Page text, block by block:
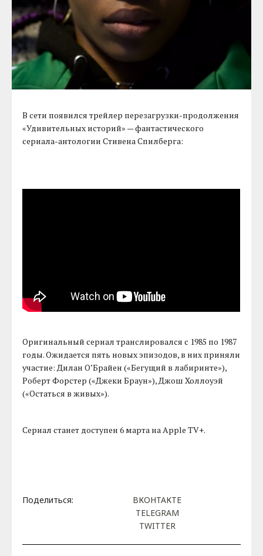
В сети появился трейлер перезагрузки-продолжения
«Удивительных историй» — фантастического
сериала-антологии Стивена Спилберга:
Оригинальный сериал транслировался с 1985 по 1987
годы. Ожидается пять новых эпизодов, в них приняли
участие: Дилан О’Брайен («Бегущий в лабиринте»),
Роберт Форстер («Джеки Браун»), Джош Холлоуэй
(«Остаться в живых»).
Сериал станет доступен 6 марта на Apple TV+.
Поделиться:
ВКОНТАКТЕ
TELEGRAM
TWITTER